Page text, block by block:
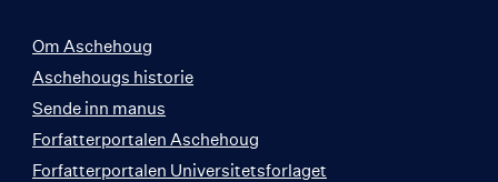
Om Aschehoug
Aschehougs historie
Sende inn manus
Forfatterportalen Aschehoug
Forfatterportalen Universitetsforlaget